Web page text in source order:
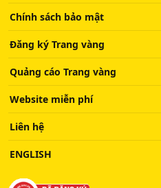
Chính sách bảo mật
Đăng ký Trang vàng
Quảng cáo Trang vàng
Website miễn phí
Liên hệ
ENGLISH